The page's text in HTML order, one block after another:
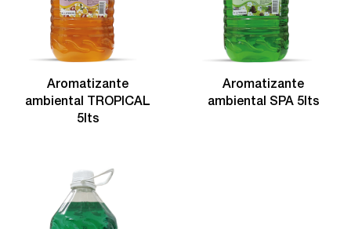
Aromatizante
ambiental TROPICAL
5lts
Aromatizante
ambiental SPA 5lts